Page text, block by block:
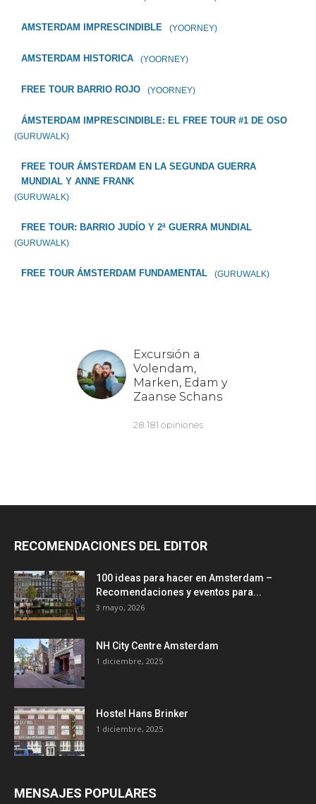
AMSTERDAM IMPRESCINDIBLE (YOORNEY)
AMSTERDAM HISTORICA (YOORNEY)
FREE TOUR BARRIO ROJO (YOORNEY)
ÁMSTERDAM IMPRESCINDIBLE: EL FREE TOUR #1 DE OSO
(GURUWALK)
FREE TOUR ÁMSTERDAM EN LA SEGUNDA GUERRA
MUNDIAL Y ANNE FRANK
(GURUWALK)
FREE TOUR: BARRIO JUDÍO Y 2ª GUERRA MUNDIAL
(GURUWALK)
FREE TOUR ÁMSTERDAM FUNDAMENTAL (GURUWALK)
RECOMENDACIONES DEL EDITOR
100 ideas para hacer en Amsterdam –
Recomendaciones y eventos para...
3 mayo, 2026
NH City Centre Amsterdam
1 diciembre, 2025
Hostel Hans Brinker
1 diciembre, 2025
MENSAJES POPULARES